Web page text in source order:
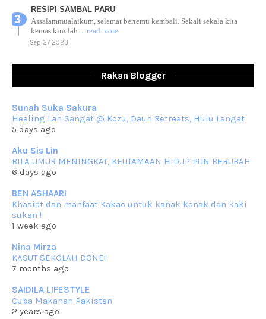
RESIPI SAMBAL PARU
Assalammualaikum, selamat bertemu kembali. Sekali sekala kita
kemas kini lah ... read more
Sep 27 2023
Assalammualaikum, salam sejahtera dan salam rindu untuk semua.
RESIPI KUIH KASWI KELEDEK UNGU
Assalammualaikum, salam semua. Masih belum terlambat untuk che
mat ucapkan
Jun 30 2023
RESIPI KURMA AYAM MERAH
Assalammualaikum, salam semua. Hari ni 4 Zulhijjah 1444 Hijrah,
Jun 23 2023
RESIPI SAMBAL PARU
Assalammualaikum, salam sejahtera semua. Lama betul che mat tak
Jun 20 2023
RESIPI PISANG MUDA MASAK LEMAK
lemak ni che mat... read more
Mar 07 2023
Rakan Blogger
Sunah Suka Sakura
Healing Lah Sangat @ Kozu, Daun Retreats, Hulu Langat
5 days ago
Aku Sis Lin
BILA UMUR MENINGKAT, KEUTAMAAN HIDUP PUN BERUBAH
6 days ago
BEN ASHAARI
Khasiat dan manfaat Kakao untuk kanak kanak dan kaki
sukan !
1 week ago
Nina Mirza
KASUT SEKOLAH DONE!
7 months ago
SAIDILA LIFESTYLE
Cuba Makanan Pakistan
2 years ago